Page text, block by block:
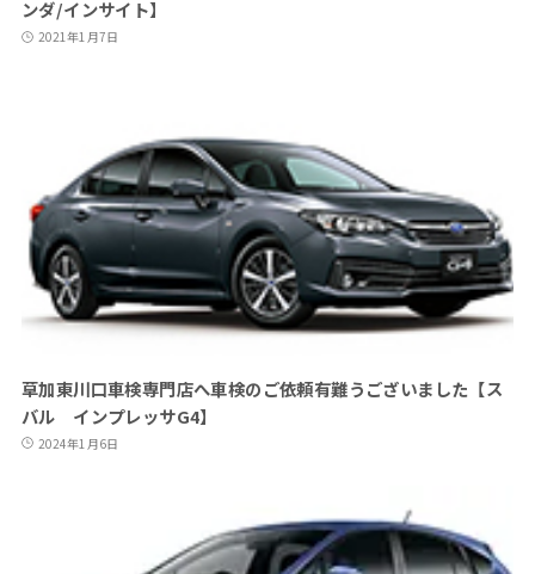
ンダ/インサイト】
2021年1月7日
草加東川口車検専門店へ車検のご依頼有難うございました【ス
バル インプレッサG4】
2024年1月6日